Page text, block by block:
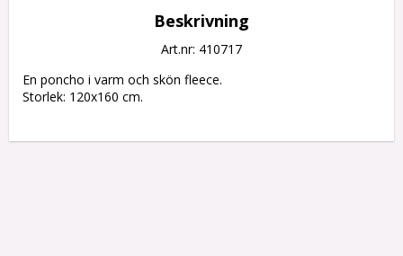
Beskrivning
Art.nr: 410717
En poncho i varm och skön fleece.
Storlek: 120x160 cm.